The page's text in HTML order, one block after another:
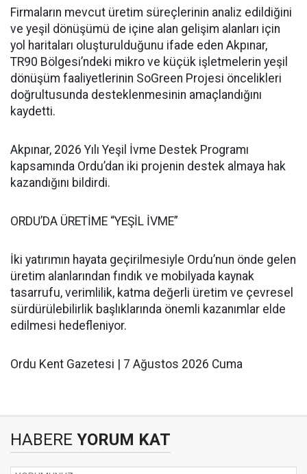
Firmaların mevcut üretim süreçlerinin analiz edildiğini
ve yeşil dönüşümü de içine alan gelişim alanları için
yol haritaları oluşturulduğunu ifade eden Akpınar,
TR90 Bölgesi’ndeki mikro ve küçük işletmelerin yeşil
dönüşüm faaliyetlerinin SoGreen Projesi öncelikleri
doğrultusunda desteklenmesinin amaçlandığını
kaydetti.
Akpınar, 2026 Yılı Yeşil İvme Destek Programı
kapsamında Ordu’dan iki projenin destek almaya hak
kazandığını bildirdi.
ORDU’DA ÜRETİME “YEŞİL İVME”
İki yatırımın hayata geçirilmesiyle Ordu’nun önde gelen
üretim alanlarından fındık ve mobilyada kaynak
tasarrufu, verimlilik, katma değerli üretim ve çevresel
sürdürülebilirlik başlıklarında önemli kazanımlar elde
edilmesi hedefleniyor.
Ordu Kent Gazetesi | 7 Ağustos 2026 Cuma
HABERE YORUM KAT